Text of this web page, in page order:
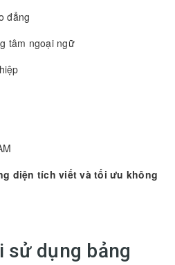
đẳng
tâm ngoại ngữ
diện tích viết và tối ưu không
sử dụng bảng